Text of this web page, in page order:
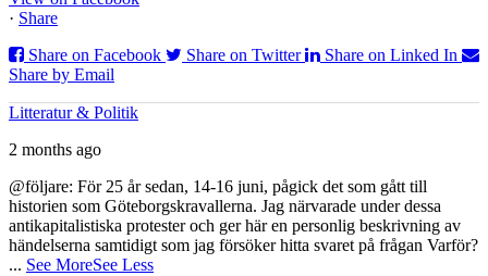
· Share
Share on Facebook
Share on Twitter
Share on Linked In
Share by Email
Litteratur & Politik
2 months ago
@följare: För 25 år sedan, 14-16 juni, pågick det som gått till
historien som Göteborgskravallerna. Jag närvarade under dessa
antikapitalistiska protester och ger här en personlig beskrivning av
händelserna samtidigt som jag försöker hitta svaret på frågan Varför?
... See MoreSee Less